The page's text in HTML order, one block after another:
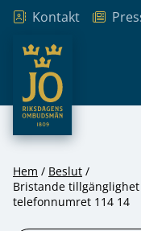
Hoppa till innehåll
Kontakt
JO – Riksdagens
Hem
Beslut
Bristande
telefonnumret 114 14